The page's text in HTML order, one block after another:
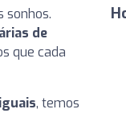
sonhos.
de
que cada
, temos